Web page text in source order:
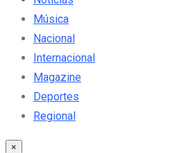
Música
Nacional
Internacional
Magazine
Deportes
Regional
×